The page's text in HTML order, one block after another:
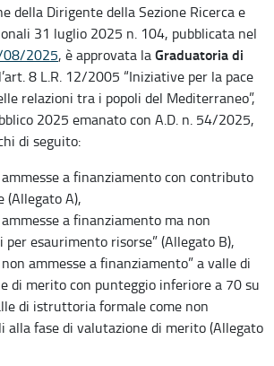
della Dirigente della Sezione Ricerca e
31 luglio 2025 n. 104, pubblicata nel
08/2025, è approvata laGraduatoria di
8 L.R. 12/2005 “Iniziative per la pace
relazioni tra i popoli del Mediterraneo”,
2025 emanato con A.D. n. 54/2025,
di seguito:
a finanziamento con contributo
(Allegato A),
a finanziamento ma non
per esaurimento risorse” (Allegato B),
ammesse a finanziamento” a valle di
di merito con punteggio inferiore a 70 su
di istruttoria formale come non
alla fase di valutazione di merito (Allegato